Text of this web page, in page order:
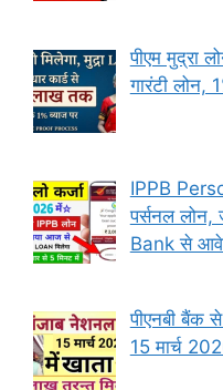
पीएम मुद्रा
गारंटी लोन,
IPPB
पर्सनल
Bank से
पीएनबी बैंक
15 मार्च